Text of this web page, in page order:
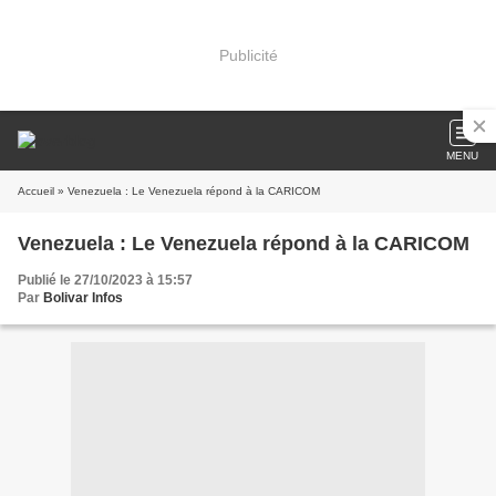
Publicité
MENU
Accueil » Venezuela : Le Venezuela répond à la CARICOM
Venezuela : Le Venezuela répond à la CARICOM
Publié le 27/10/2023 à 15:57
Par Bolivar Infos